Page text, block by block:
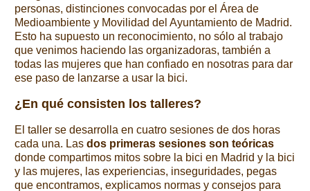
personas, distinciones convocadas por el Área de
Medioambiente y Movilidad del Ayuntamiento de Madrid.
Esto ha supuesto un reconocimiento, no sólo al trabajo
que venimos haciendo las organizadoras, también a
todas las mujeres que han confiado en nosotras para dar
ese paso de lanzarse a usar la bici.
¿En qué consisten los talleres?
El taller se desarrolla en cuatro sesiones de dos horas
cada una. Las dos primeras sesiones son teóricas
donde compartimos mitos sobre la bici en Madrid y la bici
y las mujeres, las experiencias, inseguridades, pegas
que encontramos, explicamos normas y consejos para